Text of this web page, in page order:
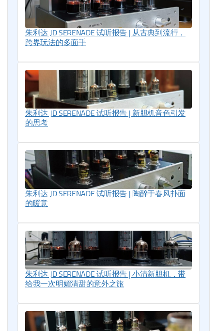
朱利达 JD SERENADE 试听报告 | 从古典到流行，
跨界玩法的多面手
朱利达 JD SERENADE 试听报告 | 新胆机音色引发
的思考
朱利达 JD SERENADE 试听报告 | 陶醉于春风扑面
的暖意
朱利达 JD SERENADE 试听报告 | 小清新胆机，带
给我一次明媚清甜的意外之旅